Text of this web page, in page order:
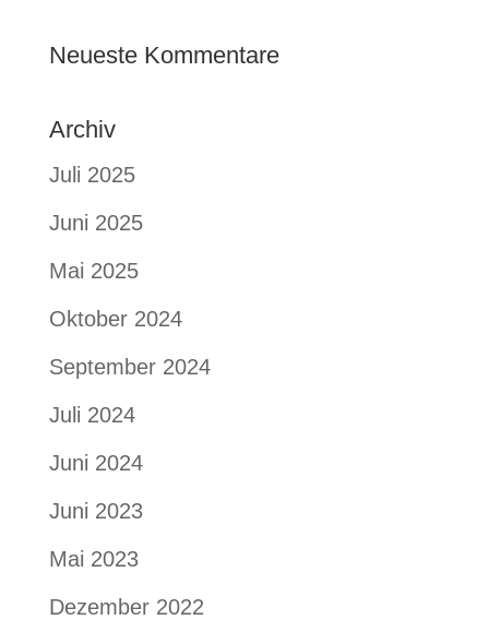
Neueste Kommentare
Archiv
Juli 2025
Juni 2025
Mai 2025
Oktober 2024
September 2024
Juli 2024
Juni 2024
Juni 2023
Mai 2023
Dezember 2022